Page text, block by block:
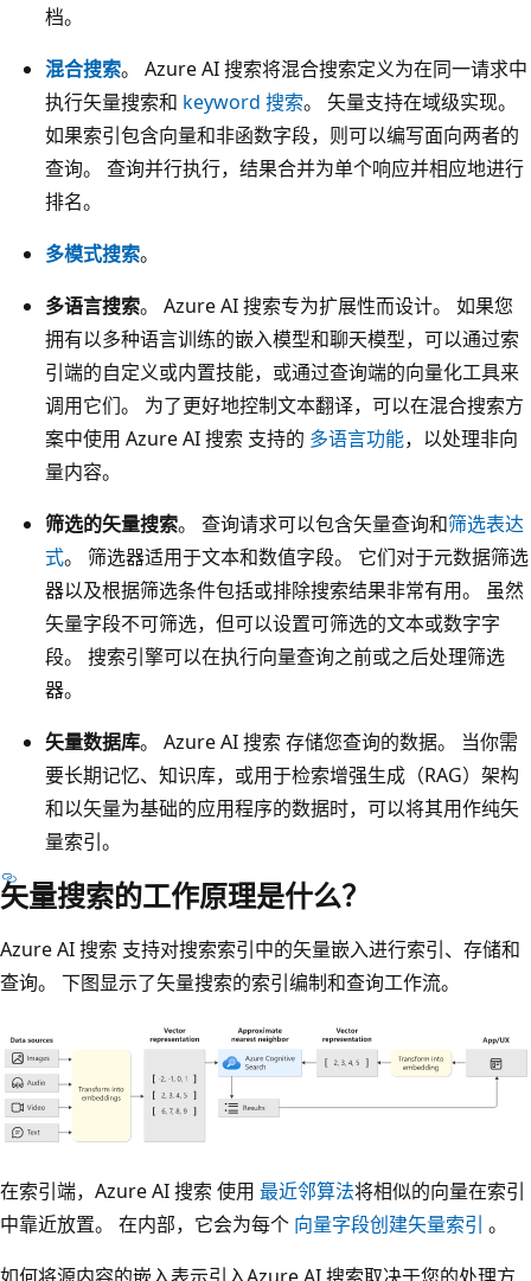
档。
混合搜索。 Azure AI 搜索将混合搜索定义为在同一请求中
执行矢量搜索和 keyword 搜索。 矢量支持在域级实现。
如果索引包含向量和非函数字段，则可以编写面向两者的
查询。 查询并行执行，结果合并为单个响应并相应地进行
排名。
多模式搜索。
多语言搜索。 Azure AI 搜索专为扩展性而设计。 如果您
拥有以多种语言训练的嵌入模型和聊天模型，可以通过索
引端的自定义或内置技能，或通过查询端的向量化工具来
调用它们。 为了更好地控制文本翻译，可以在混合搜索方
案中使用 Azure AI 搜索 支持的 多语言功能，以处理非向
量内容。
筛选的矢量搜索。 查询请求可以包含矢量查询和筛选表达
式。 筛选器适用于文本和数值字段。 它们对于元数据筛选
器以及根据筛选条件包括或排除搜索结果非常有用。 虽然
矢量字段不可筛选，但可以设置可筛选的文本或数字字
段。 搜索引擎可以在执行向量查询之前或之后处理筛选
器。
矢量数据库。 Azure AI 搜索 存储您查询的数据。 当你需
要长期记忆、知识库，或用于检索增强生成（RAG）架构
和以矢量为基础的应用程序的数据时，可以将其用作纯矢
量索引。
矢量搜索的工作原理是什么？
Azure AI 搜索 支持对搜索索引中的矢量嵌入进行索引、存储和
查询。 下图显示了矢量搜索的索引编制和查询工作流。
在索引端，Azure AI 搜索 使用 最近邻算法将相似的向量在索引
中靠近放置。 在内部，它会为每个 向量字段创建矢量索引 。